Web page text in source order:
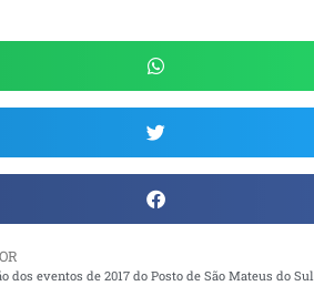
dos eventos de 2017 do Posto de São Mateus do Sul